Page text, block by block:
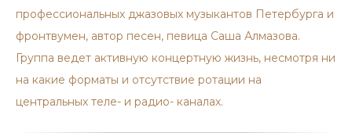
профессиональных джазовых музыкантов Петербурга и
фронтвумен, автор песен, певица Саша Алмазова.
Группа ведет активную концертную жизнь, несмотря ни
на какие форматы и отсутствие ротации на
центральных теле- и радио- каналах.